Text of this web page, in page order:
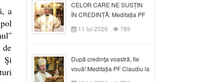
a
Şi
CELOR CARE NE SUSȚIN
ÎN CREDINȚĂ: Meditația PF
Claudiu la Duminica a VI-a
după Rusalii
11 Iul 2026 789
După credinţa voastră, fie
vouă! Meditația PF Claudiu la
duminica a VII-a după Rusalii